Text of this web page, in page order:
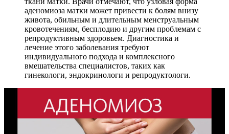
аденомиоза матки может привести к болям внизу
живота, обильным и длительным менструальным
кровотечениям, бесплодию и другим проблемам с
репродуктивным здоровьем. Диагностика и
лечение этого заболевания требуют
индивидуального подхода и комплексного
вмешательства специалистов, таких как
гинекологи, эндокринологи и репродуктологи.